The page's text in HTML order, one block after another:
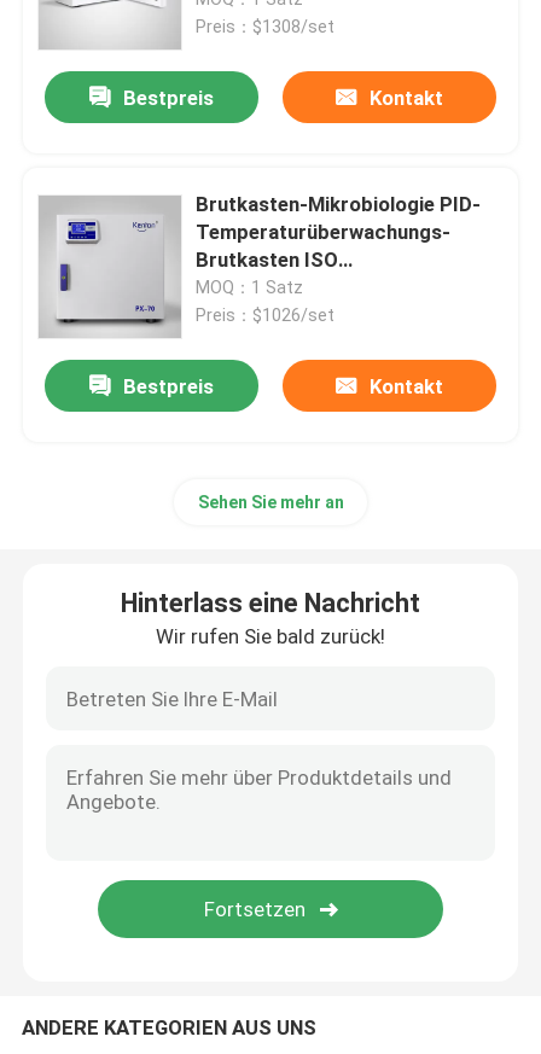
Temperatur-Feuchtigkeits-Kammer
Klimakammer
Blätteriges Luftströmungs-Kabinett
Augenhöhlen-Shaker Incubator
Thrombozyten-Inkubator-Rührer
Preis：$1308/set
Bestpreis Kontakt
Brutkasten-Mikrobiologie PID-
Temperaturüberwachungs-
Brutkasten ISO
thermostatischer
MOQ：1 Satz
Preis：$1026/set
Bestpreis Kontakt
Sehen Sie mehr an
Hinterlass eine Nachricht
Wir rufen Sie bald zurück!
ANDERE KATEGORIEN AUS UNS